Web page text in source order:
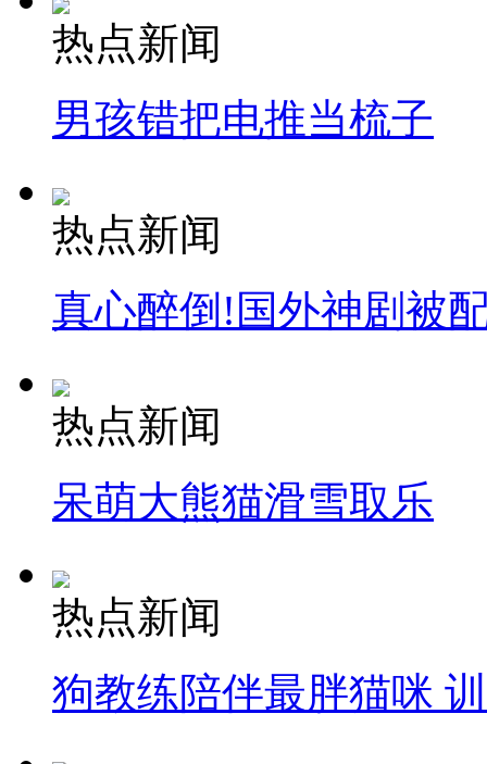
热点新闻
男孩错把电推当梳子
热点新闻
真心醉倒!国外神剧被
热点新闻
呆萌大熊猫滑雪取乐
热点新闻
狗教练陪伴最胖猫咪